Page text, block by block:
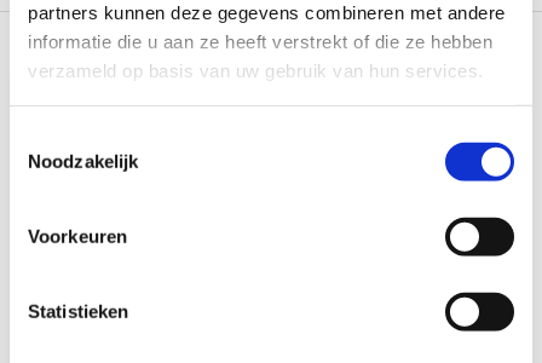
partners kunnen deze gegevens combineren met andere
informatie die u aan ze heeft verstrekt of die ze hebben
verzameld op basis van uw gebruik van hun services.
Noodzakelijk
Voorkeuren
Statistieken
Recent bekeken
Op voorraad*